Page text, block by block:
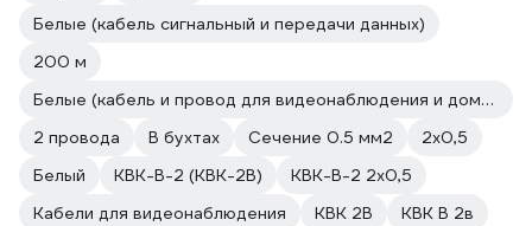
Белые (кабель сигнальный и передачи данных)
200 м
Белые (кабель и провод для видеонаблюдения и домофонов)
2 провода
В бухтах Сечение 0.5 мм2
2х0,5
Белый
КВК-В-2 (КВК-2В)
КВК-В-2 2х0,5
Кабели для видеонаблюдения
КВК 2В КВК В 2в